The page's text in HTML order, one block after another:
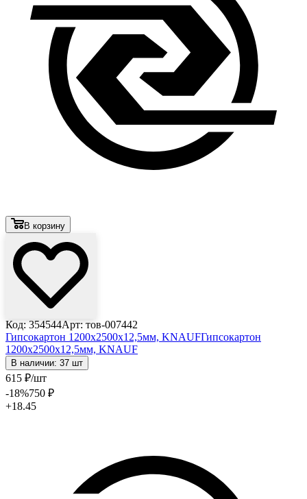
В корзину
Код: 354544Арт: тов-007442
Гипсокартон 1200х2500х12,5мм, KNAUFГипсокартон
1200х2500х12,5мм, KNAUF
В наличии: 37 шт
615 ₽/шт
-18%750 ₽
+18.45